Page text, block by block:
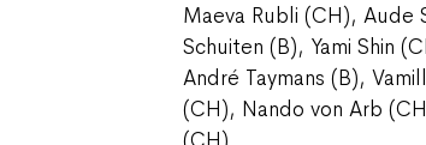
Maeva Rubli (CH), Aude
Schuiten (B), Yami Shin
André Taymans (B),
(CH), Nando von Arb